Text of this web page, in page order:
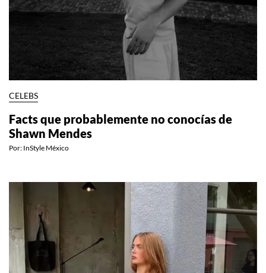
CELEBS
Facts que probablemente no conocías de
Shawn Mendes
Por: InStyle México